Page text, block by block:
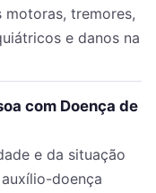
tremores,
e danos na
com Doença de
e da situação
doença